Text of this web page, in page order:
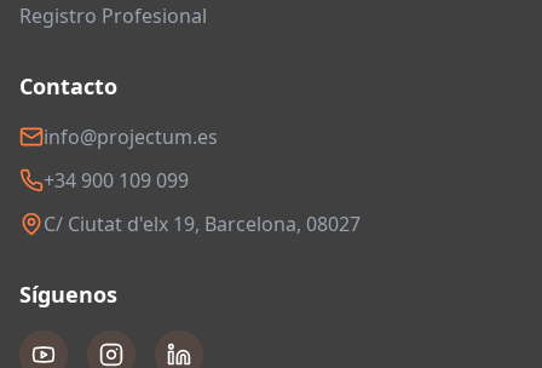
Registro Profesional
Contacto
info@projectum.es
+34 900 109 099
C/ Ciutat d'elx 19, Barcelona, 08027
Síguenos